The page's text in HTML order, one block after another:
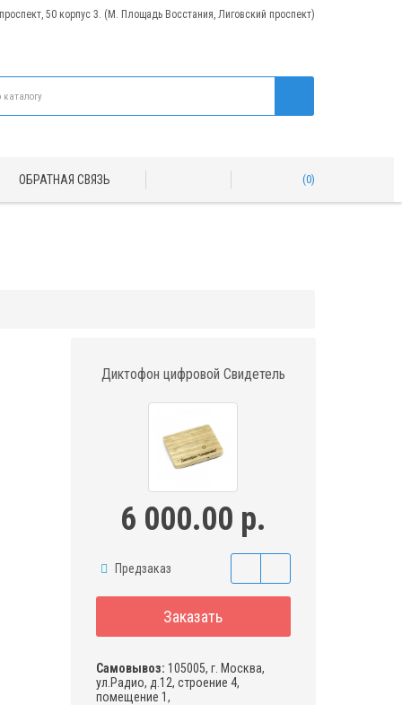
50 корпус 3. (М. Площадь Восстания, Лиговский проспект)
ОБРАТНАЯ СВЯЗЬ 0
Диктофон цифровой Свидетель
6 000.00 р.
Предзаказ
Заказать
Самовывоз: 105005, г. Москва,
ул.Радио, д.12, строение 4,
помещение 1,